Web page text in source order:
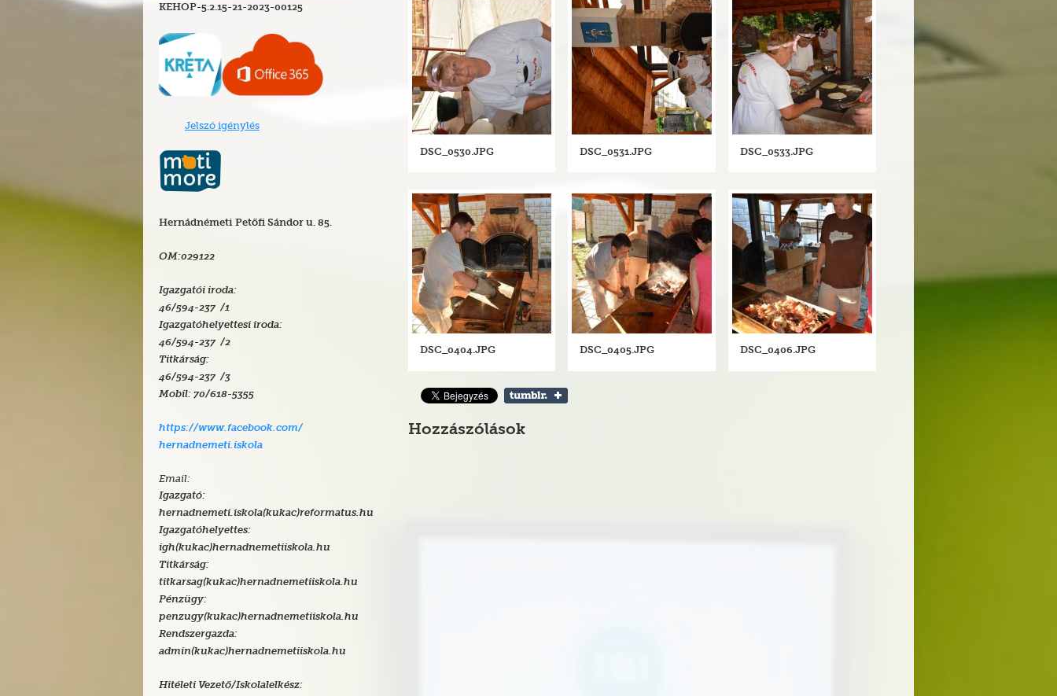
KEHOP-5.2.15-21-2023-00125
Jelszó igénylés
Hernádnémeti Petőfi Sándor u. 85.
OM:029122
Igazgatói iroda:
46/594-237 /1
Igazgatóhelyettesi iroda:
46/594-237 /2
Titkárság:
46/594-237 /3
Mobil: 70/618-5355
https://www.facebook.com/
hernadnemeti.iskola
Email:
Igazgató:
hernadnemeti.iskola(kukac)reformatus.hu
Igazgatóhelyettes:
igh(kukac)hernadnemetiiskola.hu
Titkárság:
titkarsag(kukac)hernadnemetiiskola.hu
Pénzügy:
penzugy(kukac)hernadnemetiiskola.hu
Rendszergazda:
admin(kukac)hernadnemetiiskola.hu
Hitéleti Vezető/Iskolalelkész:
DSC_0530.JPG DSC_0531.JPG DSC_0533.JPG
DSC_0404.JPG DSC_0405.JPG DSC_0406.JPG
Hozzászólások